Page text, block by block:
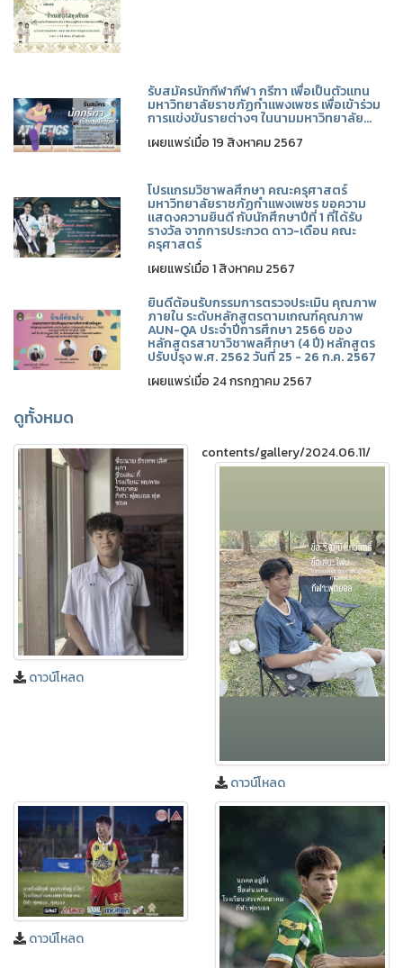
รับสมัครนักกีฬากีฬา กรีฑา เพื่อเป็นตัวแทน
มหาวิทยาลัยราชภัฏกำแพงเพชร เพื่อเข้าร่วม
การแข่งขันรายต่างๆ ในนามมหาวิทยาลัย...
เผยแพร่เมื่อ 19 สิงหาคม 2567
โปรแกรมวิชาพลศึกษา คณะครุศาสตร์
มหาวิทยาลัยราชภัฏกำแพงเพชร ขอความ
แสดงความยินดี กับนักศึกษาปีที่ 1 ที่ได้รับ
รางวัล จากการประกวด ดาว-เดือน คณะ
ครุศาสตร์
เผยแพร่เมื่อ 1 สิงหาคม 2567
ยินดีต้อนรับกรรมการตรวจประเมิน คุณภาพ
ภายใน ระดับหลักสูตรตามเกณฑ์คุณภาพ
AUN-QA ประจำปีการศึกษา 2566 ของ
หลักสูตรสาขาวิชาพลศึกษา (4 ปี) หลักสูตร
ปรับปรุง พ.ศ. 2562 วันที่ 25 - 26 ก.ค. 2567
เผยแพร่เมื่อ 24 กรกฎาคม 2567
ดูทั้งหมด
contents/gallery/2024.06.11/
ดาวน์โหลด
ดาวน์โหลด
ดาวน์โหลด